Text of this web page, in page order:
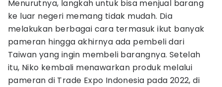
Menurutnya, langkah untuk bisa menjual barang
ke luar negeri memang tidak mudah. Dia
melakukan berbagai cara termasuk ikut banyak
pameran hingga akhirnya ada pembeli dari
Taiwan yang ingin membeli barangnya. Setelah
itu, Niko kembali menawarkan produk melalui
pameran di Trade Expo Indonesia pada 2022, di